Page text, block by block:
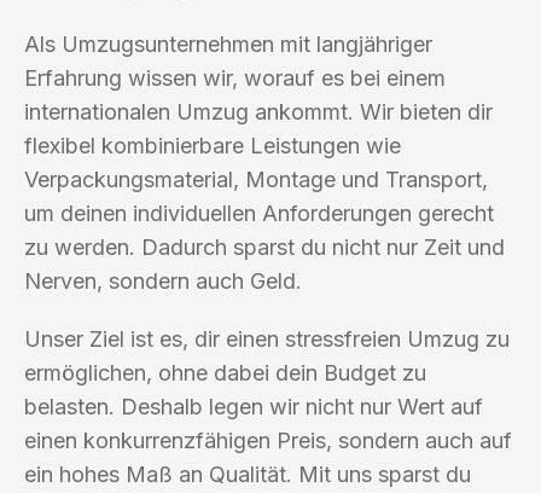
Als Umzugsunternehmen mit langjähriger
Erfahrung wissen wir, worauf es bei einem
internationalen Umzug ankommt. Wir bieten dir
flexibel kombinierbare Leistungen wie
Verpackungsmaterial, Montage und Transport,
um deinen individuellen Anforderungen gerecht
zu werden. Dadurch sparst du nicht nur Zeit und
Nerven, sondern auch Geld.
Unser Ziel ist es, dir einen stressfreien Umzug zu
ermöglichen, ohne dabei dein Budget zu
belasten. Deshalb legen wir nicht nur Wert auf
einen konkurrenzfähigen Preis, sondern auch auf
ein hohes Maß an Qualität. Mit uns sparst du